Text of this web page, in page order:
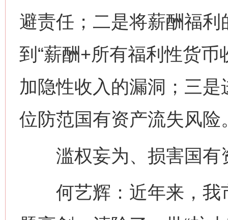
避责任；二是将薪酬福利
到“薪酬+所有福利性货
加隐性收入的漏洞；三
位防范国有资产流失风险
滥权妄为、损害国有
何艺辉：近年来，我